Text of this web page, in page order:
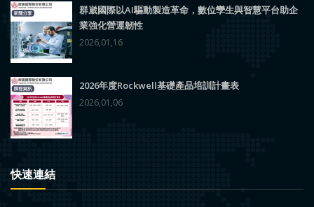
群崴國際以AI驅動製造革命，數位孿生與智慧平台助企
業強化營運韌性
2026,01,16
2026年度Rockwell基礎產品培訓計畫表
2026,01,06
快速連結